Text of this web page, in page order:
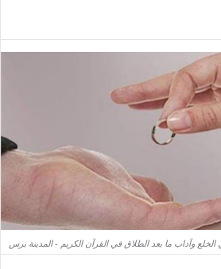
وآداب ما بعد الطلاق في القرآن الكريم - المدينة برس